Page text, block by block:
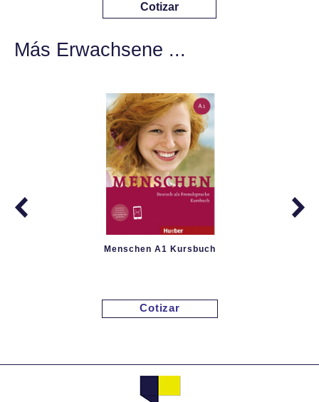
Cotizar
Más Erwachsene ...
Menschen A1 Kursbuch
Cotizar